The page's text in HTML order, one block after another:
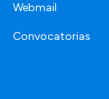
Webmail
Convocatorias